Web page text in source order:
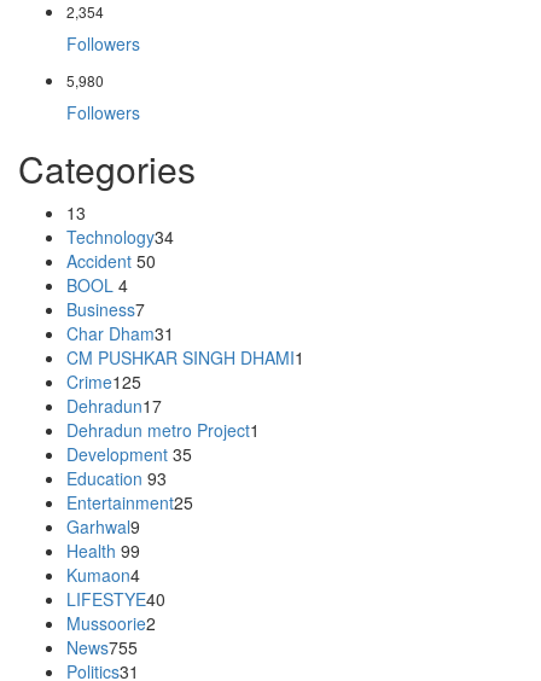
2,354
Followers
5,980
Followers
Categories
13
Technology34
Accident 50
BOOL 4
Business7
Char Dham31
CM PUSHKAR SINGH DHAMI1
Crime125
Dehradun17
Dehradun metro Project1
Development 35
Education 93
Entertainment25
Garhwal9
Health 99
Kumaon4
LIFESTYE40
Mussoorie2
News755
Politics31